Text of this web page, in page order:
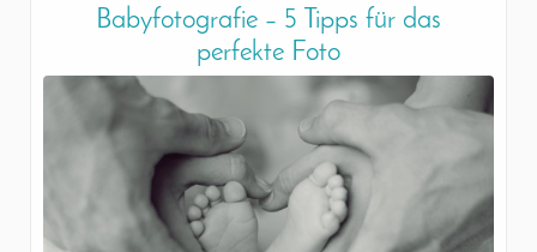
Babyfotografie – 5 Tipps für das
perfekte Foto